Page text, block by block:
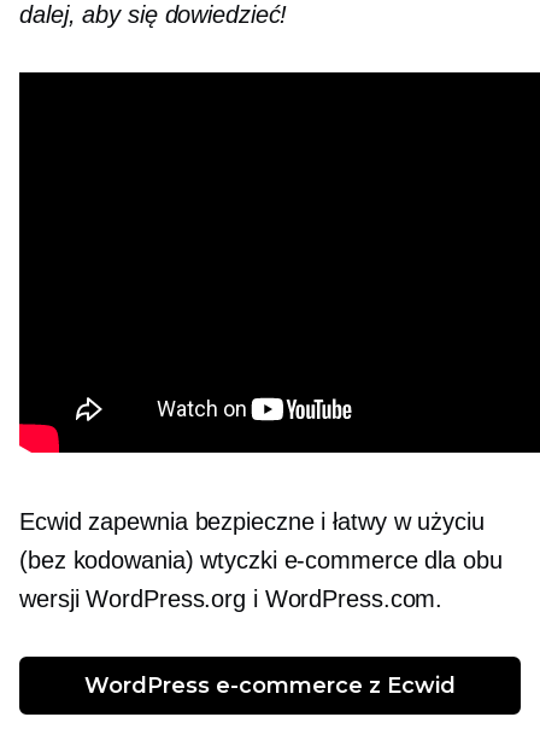
dalej, aby się dowiedzieć!
Ecwid zapewnia bezpieczne iłatwy w użyciu
(bez kodowania) wtyczki e-commerce dla obu
wersji WordPress.org i WordPress.com.
WordPress e-commerce z Ecwid